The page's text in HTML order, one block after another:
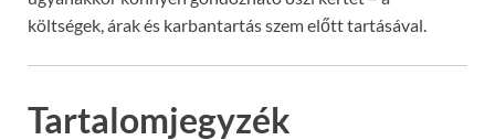
költségek, árak és karbantartás szem előtt tartásával.
Tartalomjegyzék